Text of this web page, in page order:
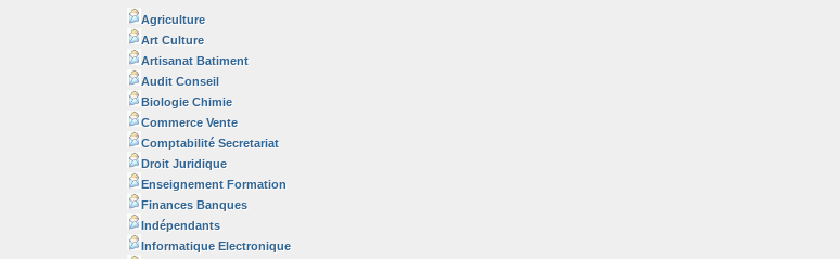
Agriculture
Art Culture
Artisanat Batiment
Audit Conseil
Biologie Chimie
Commerce Vente
Comptabilité Secretariat
Droit Juridique
Enseignement Formation
Finances Banques
Indépendants
Informatique Electronique